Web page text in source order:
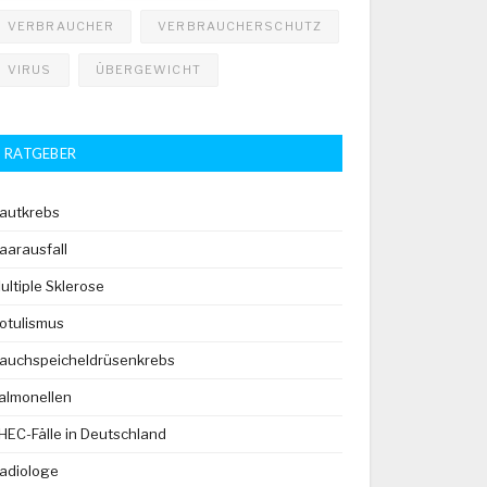
VERBRAUCHER VERBRAUCHERSCHUTZ
VIRUS ÜBERGEWICHT
RATGEBER
Sklerose
Fälle in Deutschland